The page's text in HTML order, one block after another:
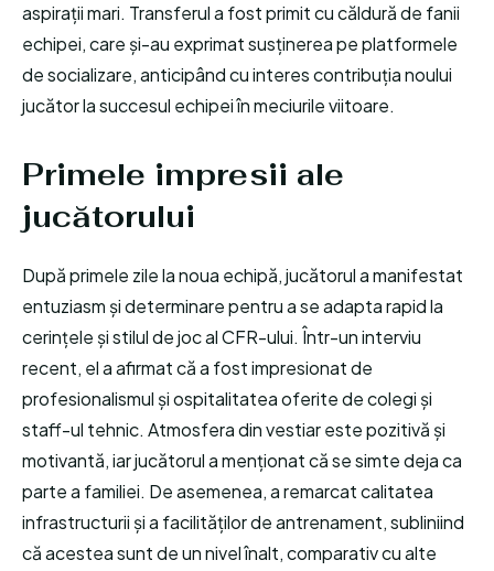
aspirații mari. Transferul a fost primit cu căldură de fanii
echipei, care și-au exprimat susținerea pe platformele
de socializare, anticipând cu interes contribuția noului
jucător la succesul echipei în meciurile viitoare.
Primele impresii ale
jucătorului
După primele zile la noua echipă, jucătorul a manifestat
entuziasm și determinare pentru a se adapta rapid la
cerințele și stilul de joc al CFR-ului. Într-un interviu
recent, el a afirmat că a fost impresionat de
profesionalismul și ospitalitatea oferite de colegi și
staff-ul tehnic. Atmosfera din vestiar este pozitivă și
motivantă, iar jucătorul a menționat că se simte deja ca
parte a familiei. De asemenea, a remarcat calitatea
infrastructurii și a facilităților de antrenament, subliniind
că acestea sunt de un nivel înalt, comparativ cu alte